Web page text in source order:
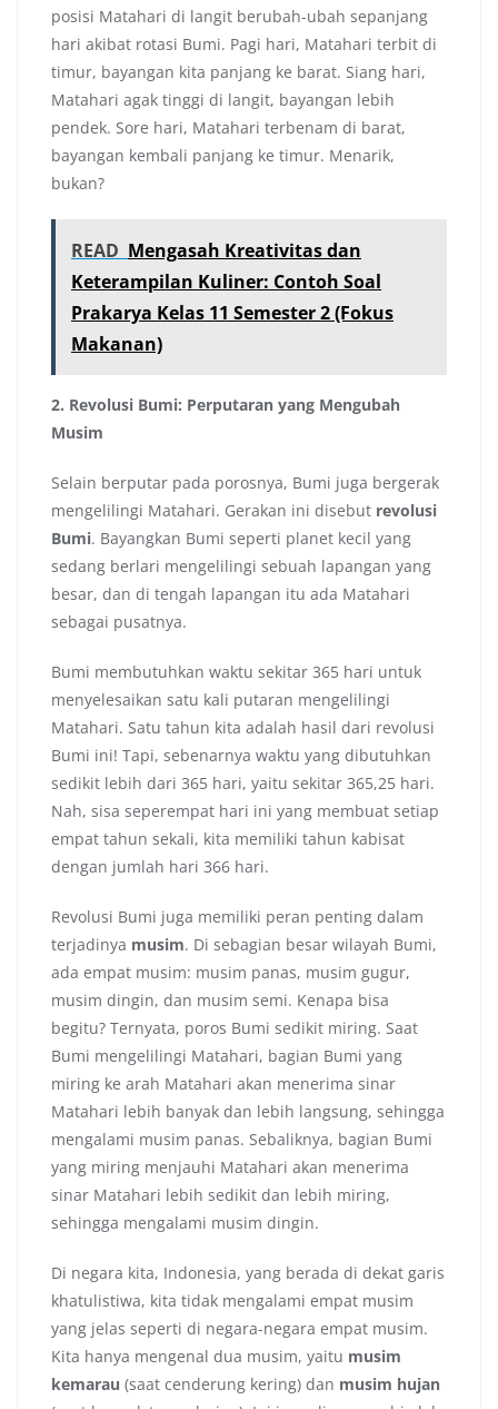
posisi Matahari di langit berubah-ubah sepanjang
hari akibat rotasi Bumi. Pagi hari, Matahari terbit di
timur, bayangan kita panjang ke barat. Siang hari,
Matahari agak tinggi di langit, bayangan lebih
pendek. Sore hari, Matahari terbenam di barat,
bayangan kembali panjang ke timur. Menarik,
bukan?
READ Mengasah Kreativitas dan
Keterampilan Kuliner: Contoh Soal
Prakarya Kelas 11 Semester 2 (Fokus
Makanan)
2. Revolusi Bumi: Perputaran yang Mengubah
Musim
Selain berputar pada porosnya, Bumi juga bergerak
mengelilingi Matahari. Gerakan ini disebut revolusi
Bumi. Bayangkan Bumi seperti planet kecil yang
sedang berlari mengelilingi sebuah lapangan yang
besar, dan di tengah lapangan itu ada Matahari
sebagai pusatnya.
Bumi membutuhkan waktu sekitar 365 hari untuk
menyelesaikan satu kali putaran mengelilingi
Matahari. Satu tahun kita adalah hasil dari revolusi
Bumi ini! Tapi, sebenarnya waktu yang dibutuhkan
sedikit lebih dari 365 hari, yaitu sekitar 365,25 hari.
Nah, sisa seperempat hari ini yang membuat setiap
empat tahun sekali, kita memiliki tahun kabisat
dengan jumlah hari 366 hari.
Revolusi Bumi juga memiliki peran penting dalam
terjadinya musim. Di sebagian besar wilayah Bumi,
ada empat musim: musim panas, musim gugur,
musim dingin, dan musim semi. Kenapa bisa
begitu? Ternyata, poros Bumi sedikit miring. Saat
Bumi mengelilingi Matahari, bagian Bumi yang
miring ke arah Matahari akan menerima sinar
Matahari lebih banyak dan lebih langsung, sehingga
mengalami musim panas. Sebaliknya, bagian Bumi
yang miring menjauhi Matahari akan menerima
sinar Matahari lebih sedikit dan lebih miring,
sehingga mengalami musim dingin.
Di negara kita, Indonesia, yang berada di dekat garis
khatulistiwa, kita tidak mengalami empat musim
yang jelas seperti di negara-negara empat musim.
Kita hanya mengenal dua musim, yaitu musim
kemarau (saat cenderung kering) dan musim hujan